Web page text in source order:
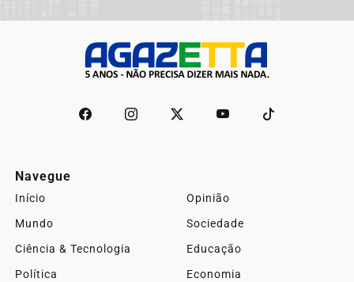
Navegue
Início
Opinião
Mundo
Sociedade
Ciência & Tecnologia
Educação
Política
Economia